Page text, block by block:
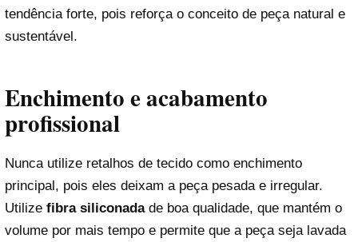
tendência forte, pois reforça o conceito de peça natural e
sustentável.
Enchimento e acabamento
profissional
Nunca utilize retalhos de tecido como enchimento
principal, pois eles deixam a peça pesada e irregular.
Utilize fibra siliconadade boa qualidade, que mantém o
volume por mais tempo e permite que a peça seja lavada